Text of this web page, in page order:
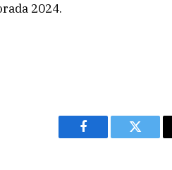
2024.
Facebook Twitter